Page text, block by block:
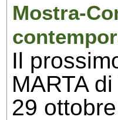
Mostra-
Il
MARTA
29